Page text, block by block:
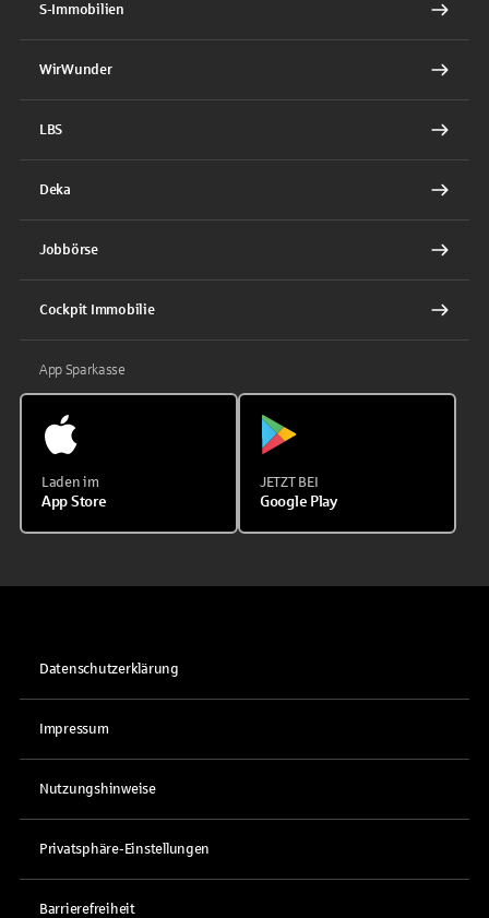
S-Immobilien
WirWunder
LBS
Deka
Jobbörse
Cockpit Immobilie
App Sparkasse
Laden im
App Store
JETZT BEI
Google Play
Datenschutzerklärung
Impressum
Nutzungshinweise
Privatsphäre-Einstellungen
Barrierefreiheit